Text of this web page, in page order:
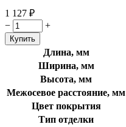
1 127 ₽
−
+
Длина, мм
Ширина, мм
Высота, мм
Межосевое расстояние, мм
Цвет покрытия
Тип отделки